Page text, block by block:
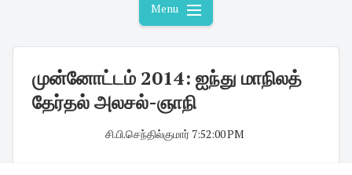
Menu
முன்னோட்டம் 2014: ஐந்து மாநிலத்
தேர்தல் அலசல்-ஞாநி
சி.பி.செந்தில்குமார் 7:52:00 PM